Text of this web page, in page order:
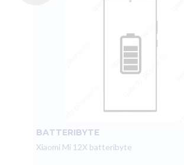
BATTERIBYTE
Xiaomi Mi 12X batteribyte